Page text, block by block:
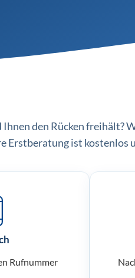
den Rücken freihält?
Erstberatung ist kostenlos
Rufnummer